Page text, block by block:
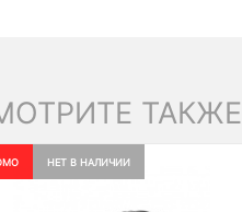
ТАКЖЕ
НЕТ В НАЛИЧИИ